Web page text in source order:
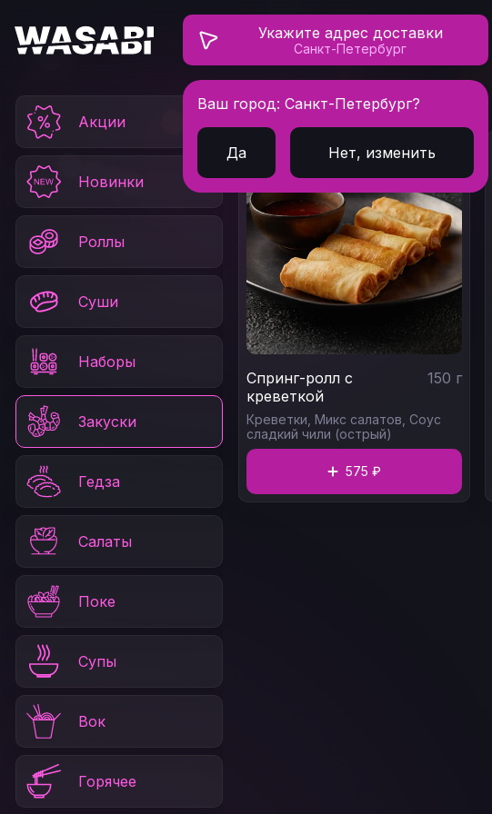
Укажите адрес доставки
Санкт-Петербург
Ваш город: Санкт-Петербург?
Да Нет, изменить
Акции
Новинки
Роллы
Суши
Наборы
Закуски
Гедза
Салаты
Поке
Супы
Вок
Горячее
Главная Закуски
Спринг-ролл с
креветкой
150 г
Креветки, Микс салатов, Соус
сладкий чили (острый)
575 ₽